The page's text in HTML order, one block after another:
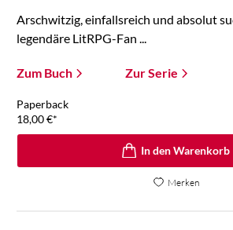
Arschwitzig, einfallsreich und absolut
legendäre LitRPG-Fan ...
Zum Buch Zur Serie
Paperback
18,00€*
In den Warenkorb
Merken